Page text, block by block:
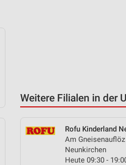
Weitere Filialen in der
Rofu Kinderland
Am Gneisenauflöz
Neunkirchen
Heute 09:30 -